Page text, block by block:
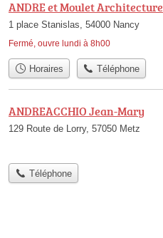
ANDRE et Moulet Architecture
1 place Stanislas, 54000 Nancy
Fermé, ouvre lundi à 8h00
Horaires Téléphone
ANDREACCHIO Jean-Mary
129 Route de Lorry, 57050 Metz
Téléphone